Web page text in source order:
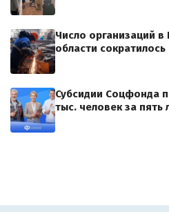
Число организаций в
области сократилось
Субсидии Соцфонда
тыс. человек за пять